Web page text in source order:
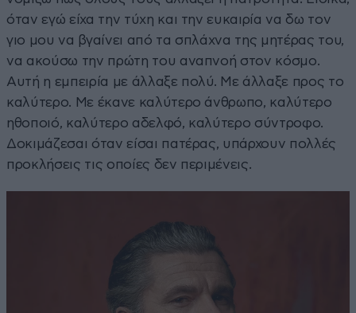
όταν εγώ είχα την τύχη και την ευκαιρία να δω τον
γιο μου να βγαίνει από τα σπλάχνα της μητέρας του,
να ακούσω την πρώτη του αναπνοή στον κόσμο.
Αυτή η εμπειρία με άλλαξε πολύ. Με άλλαξε προς το
καλύτερο. Με έκανε καλύτερο άνθρωπο, καλύτερο
ηθοποιό, καλύτερο αδελφό, καλύτερο σύντροφο.
Δοκιμάζεσαι όταν είσαι πατέρας, υπάρχουν πολλές
προκλήσεις τις οποίες δεν περιμένεις.